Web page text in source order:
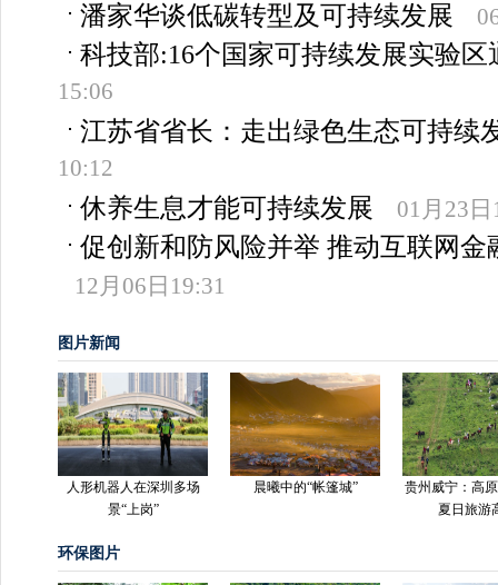
潘家华谈低碳转型及可持续发展
科技部:16个国家可持续发展实验区
15:06
江苏省省长：走出绿色生态可持续
10:12
休养生息才能可持续发展
01月23日
促创新和防风险并举 推动互联网金
12月06日19:31